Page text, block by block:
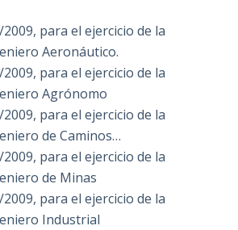
para el ejercicio de la
Aeronáutico.
para el ejercicio de la
Agrónomo
para el ejercicio de la
de Caminos…
para el ejercicio de la
de Minas
para el ejercicio de la
Industrial